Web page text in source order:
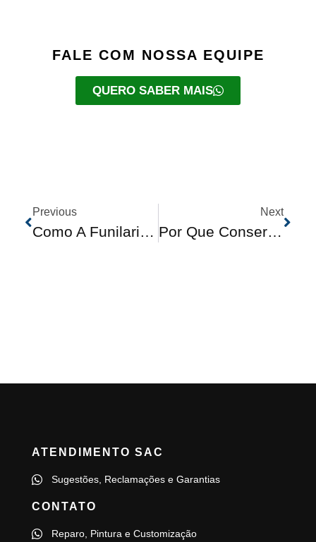
FALE COM NOSSA EQUIPE
QUERO SABER MAIS
Previous
Como A Funilaria Pode Valorizar O Seu Veículo Para Revenda
Next
Por Que Consertar Pequenos Arranhões E Amassados Faz Toda A Diferença?
ATENDIMENTO SAC
Sugestões, Reclamações e Garantias
CONTATO
Reparo, Pintura e Customização